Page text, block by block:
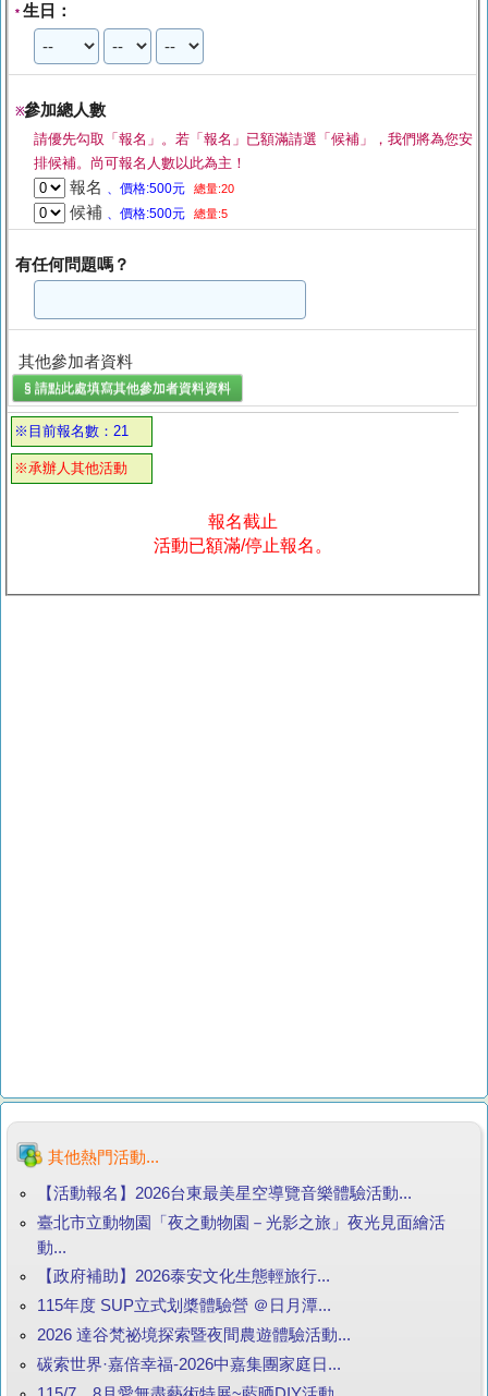
* 生日：
※參加總人數
請優先勾取「報名」。若「報名」已額滿請選「候補」，我們將為您安
排候補。尚可報名人數以此為主！
報名 、價格:500元 總量:20
候補 、價格:500元 總量:5
有任何問題嗎？
其他參加者資料
§ 請點此處填寫其他參加者資料資料
※目前報名數：21
※承辦人其他活動
報名截止
活動已額滿/停止報名。
其他熱門活動...
【活動報名】2026台東最美星空導覽音樂體驗活動...
臺北市立動物園「夜之動物園－光影之旅」夜光見面繪活
動...
【政府補助】2026泰安文化生態輕旅行...
115年度 SUP立式划槳體驗營 ＠日月潭...
2026 達谷梵祕境探索暨夜間農遊體驗活動...
碳索世界·嘉倍幸福-2026中嘉集團家庭日...